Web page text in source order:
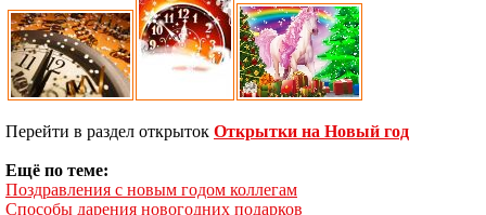
Перейти в раздел открыток Открытки на Новый год
Ещё по теме:
Поздравления с новым годом коллегам
Способы дарения новогодних подарков